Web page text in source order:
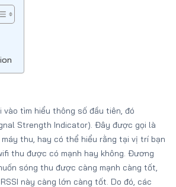
vào tìm hiểu thông số đầu tiên, đó
Strength Indicator). Đây được gọi là
thu, hay có thể hiểu rằng tại vị trí bạn
thu được có mạnh hay không. Đương
sóng thu được càng mạnh càng tốt,
này càng lớn càng tốt. Do đó, các